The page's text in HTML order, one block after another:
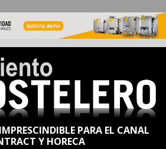
PARA EL CANAL
Y HORECA